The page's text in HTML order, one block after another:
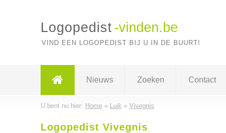
Logopedist -vinden.be
VIND EEN LOGOPEDIST BIJ U IN DE BUURT!
Nieuws Zoeken Contact
U bent nu hier: Home» Luik » Vivegnis
Logopedist Vivegnis